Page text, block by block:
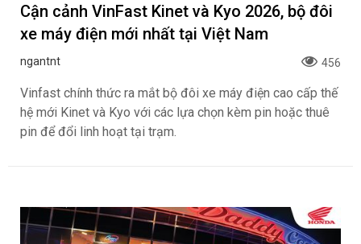
Cận cảnh VinFast Kinet và Kyo 2026, bộ đôi
xe máy điện mới nhất tại Việt Nam
ngantnt 456
Vinfast chính thức ra mắt bộ đôi xe máy điện cao cấp thế
hệ mới Kinet và Kyo với các lựa chọn kèm pin hoặc thuê
pin để đổi linh hoạt tại trạm.